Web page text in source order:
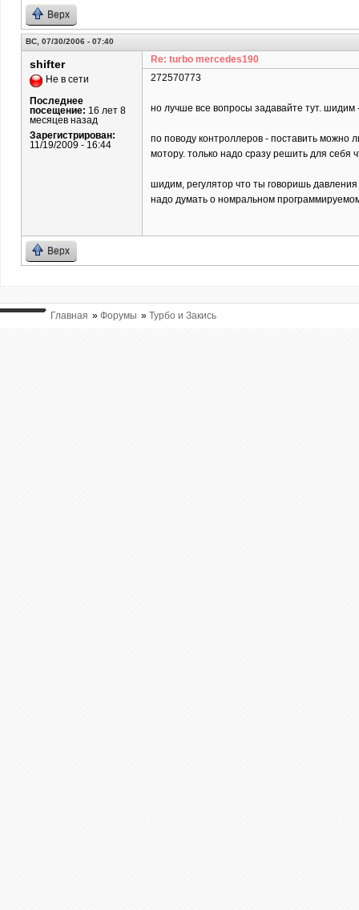
Верх
ВС, 07/30/2006 - 07:40
shifter
Не в сети
Последнее
посещение: 16 лет 8
месяцев назад
Зарегистрирован:
11/19/2009 - 16:44
Re: turbo mercedes190
272570773
но лучше все вопросы задавайте тут.
по поводу контроллеров - поставить можно
мотору. только надо сразу решить для себя
шидим, регулятор что ты говоришь
надо думать о номральном
Верх
Главная » Форумы » Турбо и Закись